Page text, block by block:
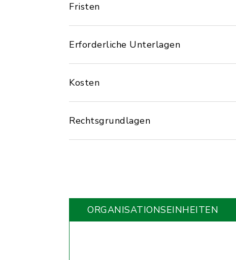
Fristen
Erforderliche Unterlagen
Kosten
Rechtsgrundlagen
ORGANISATIONS­EINHEITEN